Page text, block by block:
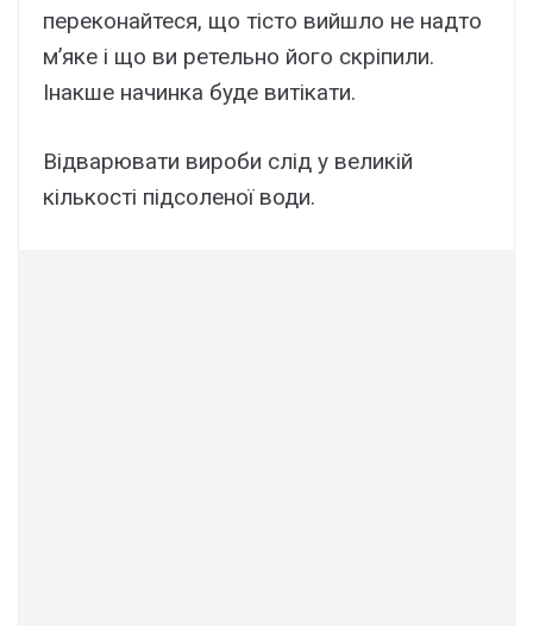
переконайтеся, що тісто вийшло не надто
м’яке і що ви ретельно його скріпили.
Інакше начинка буде витікати.
Відварювати вироби слід у великій
кількості підсоленої води.